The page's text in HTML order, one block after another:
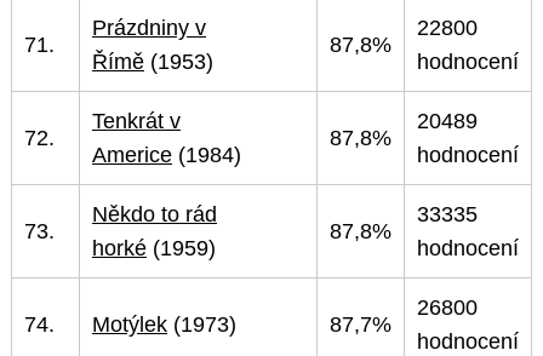
71.
Prázdniny v
Římě (1953)
87,8%
22800
hodnocení
72.
Tenkrát v
Americe (1984)
87,8%
20489
hodnocení
73.
Někdo to rád
horké (1959)
87,8%
33335
hodnocení
74. Motýlek (1973) 87,7%
26800
hodnocení